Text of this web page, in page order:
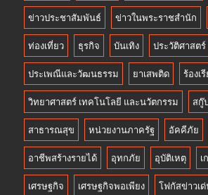
ข่าวประชาสัมพันธ์ ข่าวในพระราชสำนัก
ท่องเที่ยว ธุรกิจ บันเทิง ประวัติศาสตร์
ประเพณีและวัฒนธรรม ยาเสพติด ร้องเ
วิทยาศาสตร์ เทคโนโลยี และนวัตกรรม สกู๊
สาธารณสุข หน่วยงานภาครัฐ อัคคีภัย
อาชีพสร้างรายได้ อุทกภัย อุบัติเหตุ เ
เศรษฐกิจ เศรษฐกิจพอเพียง โฟกัสข่าวเ